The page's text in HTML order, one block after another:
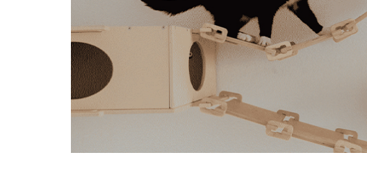
22.05.2020
Evde Beslenebilecek En Tatlı 21
Küçük Kedi Cinsi
Yavru Kedilerde Pire Nasıl
22.05.2020